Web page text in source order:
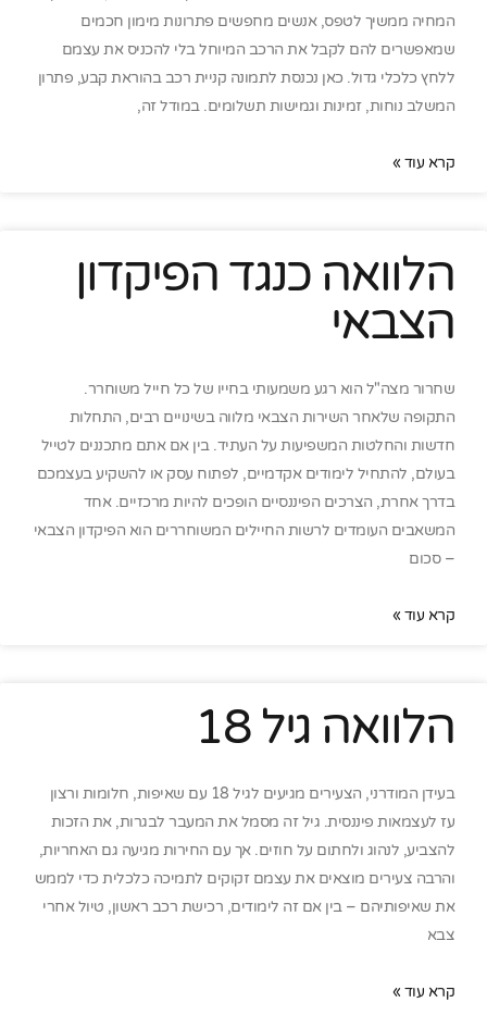
המחיה ממשיך לטפס, אנשים מחפשים פתרונות מימון חכמים
שמאפשרים להם לקבל את הרכב המיוחל בלי להכניס את עצמם
ללחץ כלכלי גדול. כאן נכנסת לתמונה קניית רכב בהוראת קבע, פתרון
המשלב נוחות, זמינות וגמישות תשלומים. במודל זה,
קרא עוד »
הלוואה כנגד הפיקדון
הצבאי
שחרור מצה"ל הוא רגע משמעותי בחייו של כל חייל משוחרר.
התקופה שלאחר השירות הצבאי מלווה בשינויים רבים, התחלות
חדשות והחלטות המשפיעות על העתיד. בין אם אתם מתכננים לטייל
בעולם, להתחיל לימודים אקדמיים, לפתוח עסק או להשקיע בעצמכם
בדרך אחרת, הצרכים הפיננסיים הופכים להיות מרכזיים. אחד
המשאבים העומדים לרשות החיילים המשוחררים הוא הפיקדון הצבאי
– סכום
קרא עוד »
הלוואה גיל 18
בעידן המודרני, הצעירים מגיעים לגיל 18 עם שאיפות, חלומות ורצון
עז לעצמאות פיננסית. גיל זה מסמל את המעבר לבגרות, את הזכות
להצביע, לנהוג ולחתום על חוזים. אך עם החירות מגיעה גם האחריות,
והרבה צעירים מוצאים את עצמם זקוקים לתמיכה כלכלית כדי לממש
את שאיפותיהם – בין אם זה לימודים, רכישת רכב ראשון, טיול אחרי
צבא
קרא עוד »